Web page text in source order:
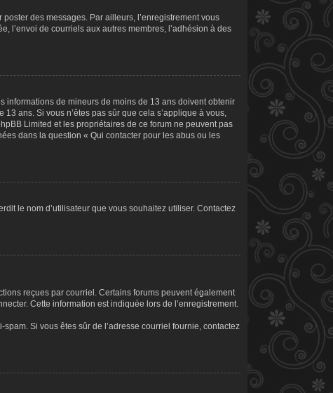
des messages. Par ailleurs, l’enregistrement vous
l’envoi de courriels aux autres membres, l’adhésion à des
de mineurs de moins de 13 ans doivent obtenir
ans. Si vous n’êtes pas sûr que cela s’applique à vous,
Limited et les propriétaires de ce forum ne peuvent pas
dans la question « Qui contacter pour les abus ou les
le nom d’utilisateur que vous souhaitez utiliser. Contactez
reçues par courriel. Certains forums peuvent également
Cette information est indiquée lors de l’enregistrement.
Si vous êtes sûr de l’adresse courriel fournie, contactez